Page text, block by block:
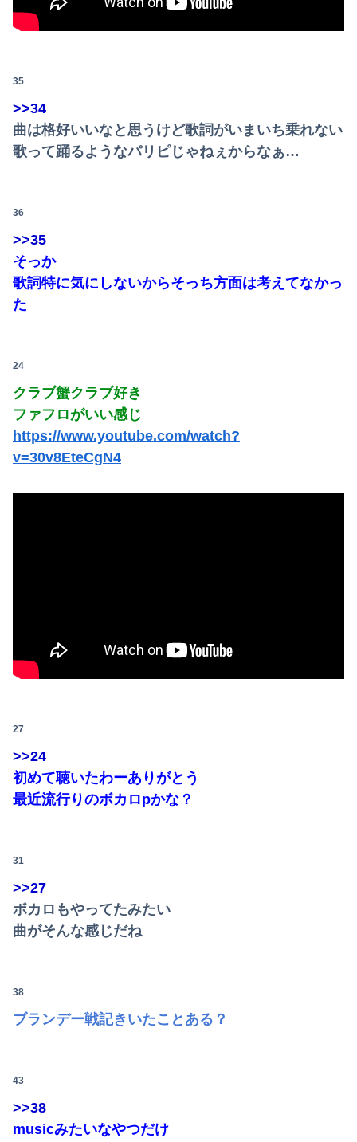
35
>>34
曲は格好いいなと思うけど歌詞がいまいち乗れない
歌って踊るようなパリピじゃねぇからなぁ…
36
>>35
そっか
歌詞特に気にしないからそっち方面は考えてなかっ
た
24
クラブ蟹クラブ好き
ファフロがいい感じ
https://www.youtube.com/watch?
v=30v8EteCgN4
27
>>24
初めて聴いたわーありがとう
最近流行りのボカロpかな？
31
>>27
ボカロもやってたみたい
曲がそんな感じだね
38
ブランデー戦記きいたことある？
43
>>38
musicみたいなやつだけ